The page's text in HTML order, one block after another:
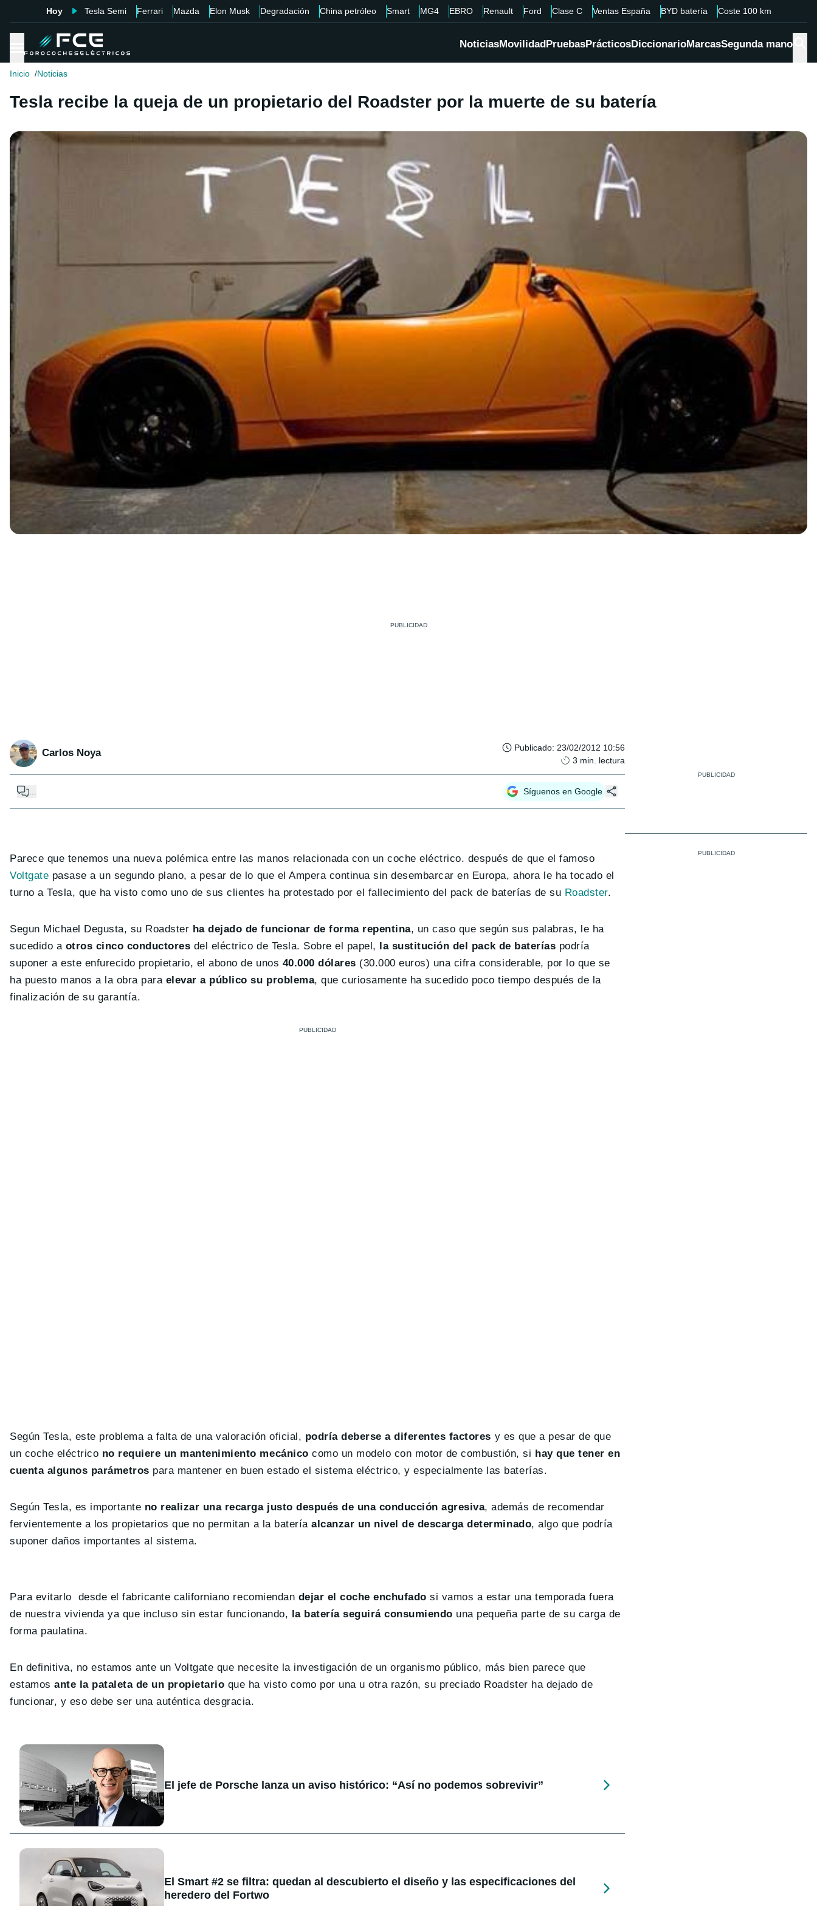
Hoy Tesla Semi Ferrari Mazda Elon Musk Degradación China petróleo Smart MG4 EBRO Renault Ford Clase C Ventas España BYD batería Coste 100 km
NoticiasMovilidadPruebasPrácticosDiccionarioMarcasSegunda mano
Inicio Noticias
Tesla recibe la queja de un propietario del Roadster por la muerte de su batería
Carlos Noya Publicado: 23/02/2012 10:56
3 min. lectura
Síguenos en Google
Parece que tenemos una nueva polémica entre las manos relacionada con un coche eléctrico. después de que el famoso
Voltgate pasase a un segundo plano, a pesar de lo que el Ampera continua sin desembarcar en Europa, ahora le ha tocado el
turno a Tesla, que ha visto como uno de sus clientes ha protestado por el fallecimiento del pack de baterías de su Roadster.
Segun Michael Degusta, su Roadster ha dejado de funcionar de forma repentina, un caso que según sus palabras, le ha
sucedido a otros cinco conductores del eléctrico de Tesla. Sobre el papel, la sustitución del pack de baterías podría
suponer a este enfurecido propietario, el abono de unos 40.000 dólares (30.000 euros) una cifra considerable, por lo que se
ha puesto manos a la obra para elevar a público su problema, que curiosamente ha sucedido poco tiempo después de la
finalización de su garantía.
Según Tesla, este problema a falta de una valoración oficial, podría deberse a diferentes factores y es que a pesar de que
un coche eléctrico no requiere un mantenimiento mecánico como un modelo con motor de combustión, si hay que tener en
cuenta algunos parámetros para mantener en buen estado el sistema eléctrico, y especialmente las baterías.
Según Tesla, es importante no realizar una recarga justo después de una conducción agresiva, además de recomendar
fervientemente a los propietarios que no permitan a la bateríaalcanzar un nivel de descarga determinado, algo que podría
suponer daños importantes al sistema.
Para evitarlo desde el fabricante californiano recomiendan dejar el coche enchufadosi vamos a estar una temporada fuera
de nuestra vivienda ya que incluso sin estar funcionando, la batería seguirá consumiendo una pequeña parte de su carga de
forma paulatina.
En definitiva, no estamos ante un Voltgate que necesite la investigación de un organismo público, más bien parece que
estamosante la pataleta de un propietario que ha visto como por una u otra razón, su preciado Roadster ha dejado de
funcionar, y eso debe ser una auténtica desgracia.
El jefe de Porsche lanza un aviso histórico: “Así no podemos sobrevivir”
El Smart #2 se filtra: quedan al descubierto el diseño y las especificaciones del
heredero del Fortwo